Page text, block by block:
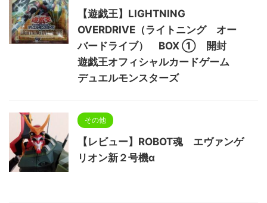
【遊戯王】LIGHTNING
OVERDRIVE（ライトニング オー
バードライブ） BOX ① 開封
遊戯王オフィシャルカードゲーム
デュエルモンスターズ
その他
【レビュー】ROBOT魂 エヴァンゲ
リオン新２号機α